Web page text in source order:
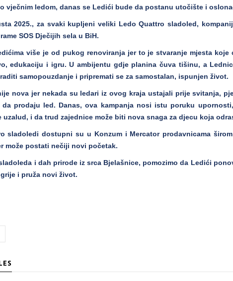
vječnim ledom, danas se Ledići bude da postanu utočište i
2025., za svaki kupljeni veliki Ledo Quattro sladoled,
SOS Dječijih sela u BiH.
više je od pukog renoviranja jer to je stvaranje mjesta
edukaciju i igru. U ambijentu gdje planina čuva tišinu, a
samopouzdanje i pripremati se za samostalan, ispunjen život.
nova jer nekada su ledari iz ovog kraja ustajali prije svitanja,
da prodaju led. Danas, ova kampanja nosi istu poruku
uzalud, i da trud zajednice može biti nova snaga za djecu koja
sladoledi dostupni su u Konzum i Mercator prodavnicama
može postati nečiji novi početak.
i dah prirode iz srca Bjelašnice, pomozimo da Ledići
i pruža novi život.